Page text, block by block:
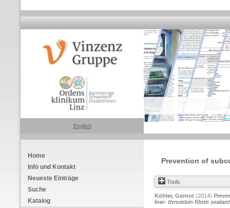
English
Home
Info und Kontakt
Neueste Einträge
Suche
Katalog
Prevention of
Tools
Köhler, Gernot (2014)
low- thrombin fibrin